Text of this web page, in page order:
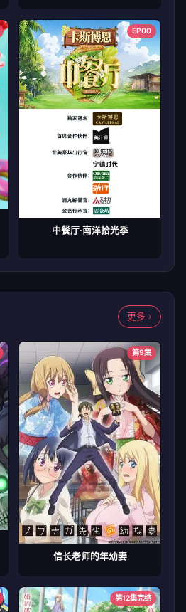
EP00
中餐厅·南洋拾光季
更多 ›
第9集
信长老师的年幼妻
第12集完结